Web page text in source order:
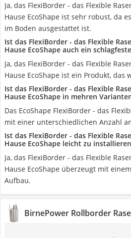
Ja, das FlexiBorder - das Flexible
Hause EcoShape ist sehr robust, da
im Boden ausgestattet ist.
Ist das FlexiBorder - das Flexible
Hause EcoShape auch ein
Ja, das FlexiBorder - das Flexible
Hause EcoShape ist ein Produkt, das
Ist das FlexiBorder - das Flexible
Hause EcoShape in mehren
Das EcoShape FlexiBorder - das
mit einer unterschiedlichen Anzahl
Ist das FlexiBorder - das Flexible
Hause EcoShape leicht zu
Ja, das FlexiBorder - das Flexible
Hause EcoShape überzeugt mit
Aufbau.
BirnePower Rollborder